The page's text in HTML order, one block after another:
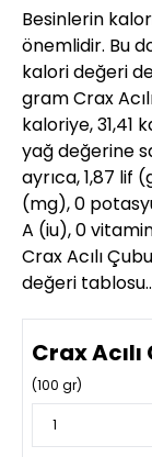
Besinlerin
önemlidir. Bu
kalori değeri
gram Crax
kaloriye, 31,41
yağ değerine
ayrıca, 1,87 lif
(mg), 0
A (iu), 0
Crax Acılı
değeri
Crax
(100 gr)